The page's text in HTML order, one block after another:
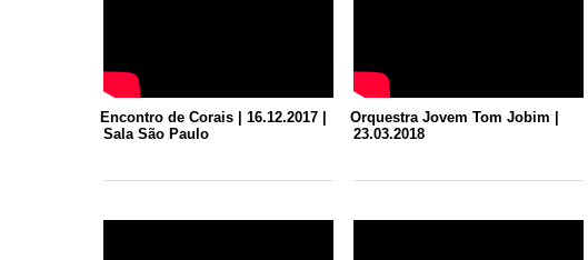
Encontro de Corais | 16.12.2017 |
Sala São Paulo
Orquestra Jovem Tom Jobim |
23.03.2018